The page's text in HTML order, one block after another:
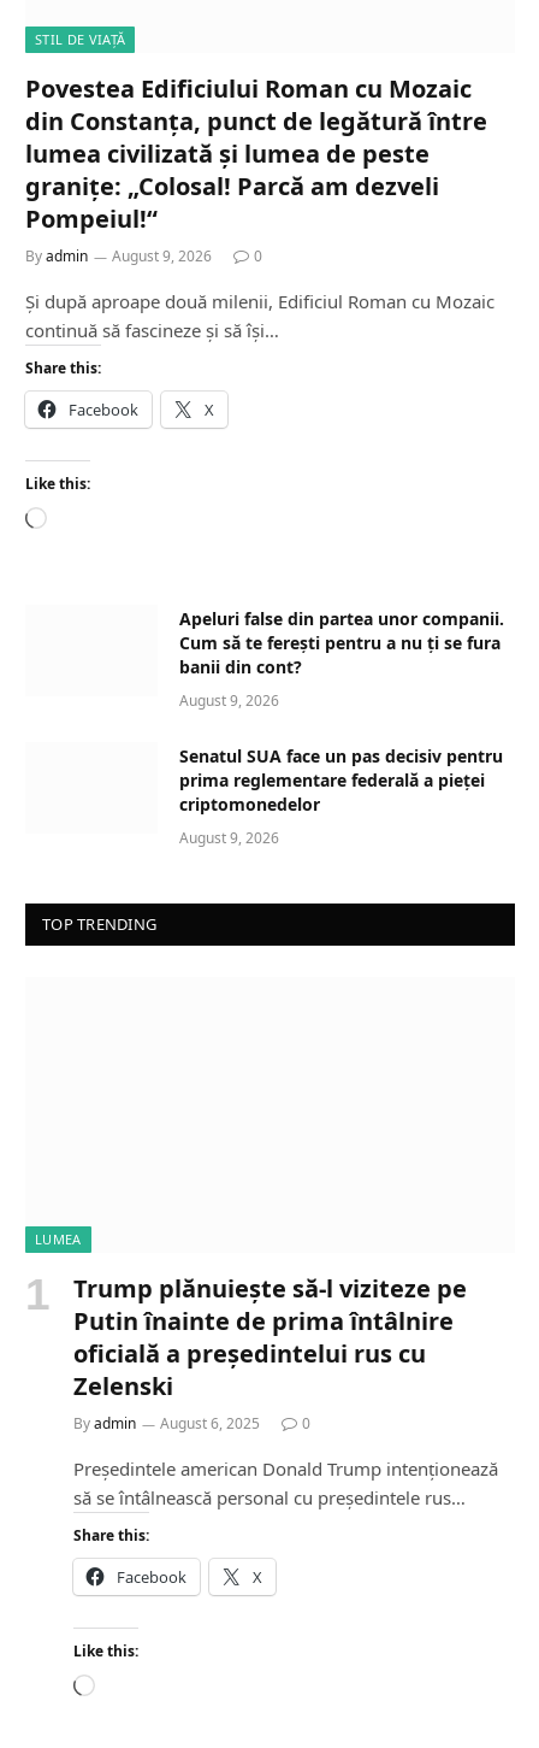
STIL DE VIAȚĂ
Povestea Edificiului Roman cu Mozaic
din Constanța, punct de legătură între
lumea civilizată și lumea de peste
granițe: „Colosal! Parcă am dezveli
Pompeiul!“
Byadmin August 9, 2026 0
Și după aproape două milenii, Edificiul Roman cu Mozaic
continuă să fascineze și să își…
Share this:
Facebook X
Like this:
L
Apeluri false din partea unor companii.
Cum să te ferești pentru a nu ți se fura
banii din cont?
August 9, 2026
Senatul SUA face un pas decisiv pentru
prima reglementare federală a pieței
criptomonedelor
August 9, 2026
TOP TRENDING
LUMEA
Trump plănuiește să-l viziteze pe
Putin înainte de prima întâlnire
oficială a președintelui rus cu
Zelenski
Byadmin August 6, 2025 0
Președintele american Donald Trump intenționează
să se întâlnească personal cu președintele rus…
Share this:
Facebook X
Like this:
L